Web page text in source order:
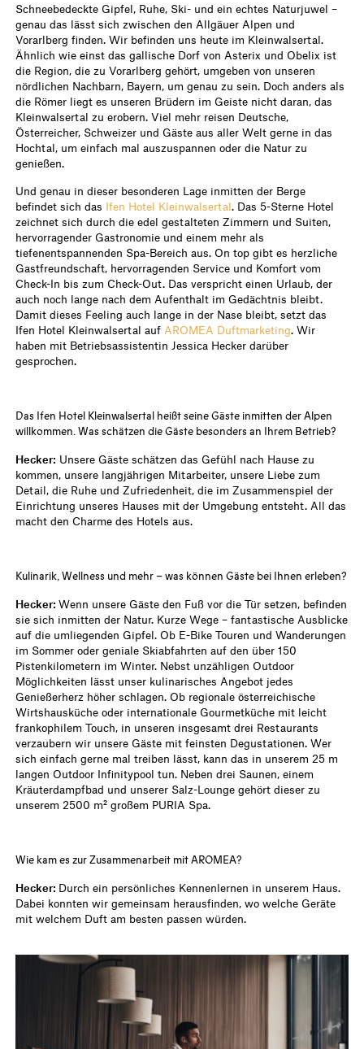
Schneebedeckte Gipfel, Ruhe, Ski- und ein echtes Naturjuwel –
genau das lässt sich zwischen den Allgäuer Alpen und
Vorarlberg finden. Wir befinden uns heute im Kleinwalsertal.
Ähnlich wie einst das gallische Dorf von Asterix und Obelix ist
die Region, die zu Vorarlberg gehört, umgeben von unseren
nördlichen Nachbarn, Bayern, um genau zu sein. Doch anders als
die Römer liegt es unseren Brüdern im Geiste nicht daran, das
Kleinwalsertal zu erobern. Viel mehr reisen Deutsche,
Österreicher, Schweizer und Gäste aus aller Welt gerne in das
Hochtal, um einfach mal auszuspannen oder die Natur zu
genießen.
Und genau in dieser besonderen Lage inmitten der Berge
befindet sich das Ifen Hotel Kleinwalsertal. Das 5-Sterne Hotel
zeichnet sich durch die edel gestalteten Zimmern und Suiten,
hervorragender Gastronomie und einem mehr als
tiefenentspannenden Spa-Bereich aus. On top gibt es herzliche
Gastfreundschaft, hervorragenden Service und Komfort vom
Check-In bis zum Check-Out. Das verspricht einen Urlaub, der
auch noch lange nach dem Aufenthalt im Gedächtnis bleibt.
Damit dieses Feeling auch lange in der Nase bleibt, setzt das
Ifen Hotel Kleinwalsertal auf AROMEA Duftmarketing. Wir
haben mit Betriebsassistentin Jessica Hecker darüber
gesprochen.
Das Ifen Hotel Kleinwalsertal heißt seine Gäste inmitten der Alpen
willkommen. Was schätzen die Gäste besonders an Ihrem Betrieb?
Hecker: Unsere Gäste schätzen das Gefühl nach Hause zu
kommen, unsere langjährigen Mitarbeiter, unsere Liebe zum
Detail, die Ruhe und Zufriedenheit, die im Zusammenspiel der
Einrichtung unseres Hauses mit der Umgebung entsteht. All das
macht den Charme des Hotels aus.
Kulinarik, Wellness und mehr – was können Gäste bei Ihnen erleben?
Hecker:Wenn unsere Gäste den Fuß vor die Tür setzen, befinden
sie sich inmitten der Natur. Kurze Wege – fantastische Ausblicke
auf die umliegenden Gipfel. Ob E-Bike Touren und Wanderungen
im Sommer oder geniale Skiabfahrten auf den über 150
Pistenkilometern im Winter. Nebst unzähligen Outdoor
Möglichkeiten lässt unser kulinarisches Angebot jedes
Genießerherz höher schlagen. Ob regionale österreichische
Wirtshausküche oder internationale Gourmetküche mit leicht
frankophilem Touch, in unseren insgesamt drei Restaurants
verzaubern wir unsere Gäste mit feinsten Degustationen. Wer
sich einfach gerne mal treiben lässt, kann das in unserem 25 m
langen Outdoor Infinitypool tun. Neben drei Saunen, einem
Kräuterdampfbad und unserer Salz-Lounge gehört dieser zu
unserem 2500 m² großem PURIA Spa.
Wie kam es zur Zusammenarbeit mit AROMEA?
Hecker: Durch ein persönliches Kennenlernen in unserem Haus.
Dabei konnten wir gemeinsam herausfinden, wo welche Geräte
mit welchem Duft am besten passen würden.